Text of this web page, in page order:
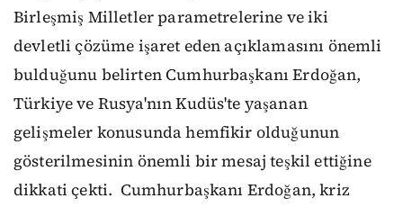
Birleşmiş Milletler parametrelerine ve iki
devletli çözüme işaret eden açıklamasını önemli
bulduğunu belirten Cumhurbaşkanı Erdoğan,
Türkiye ve Rusya'nın Kudüs'te yaşanan
gelişmeler konusunda hemfikir olduğunun
gösterilmesinin önemli bir mesaj teşkil ettiğine
dikkati çekti. Cumhurbaşkanı Erdoğan, kriz